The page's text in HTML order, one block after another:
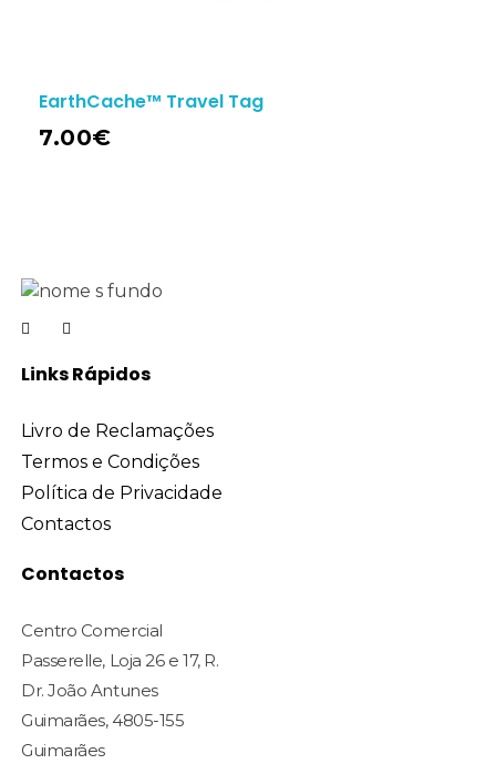
EarthCache™ Travel Tag
7.00€
Links Rápidos
Livro de Reclamações
Termos e Condições
Política de Privacidade
Contactos
Contactos
Centro Comercial
Passerelle, Loja 26 e 17, R.
Dr. João Antunes
Guimarães, 4805-155
Guimarães